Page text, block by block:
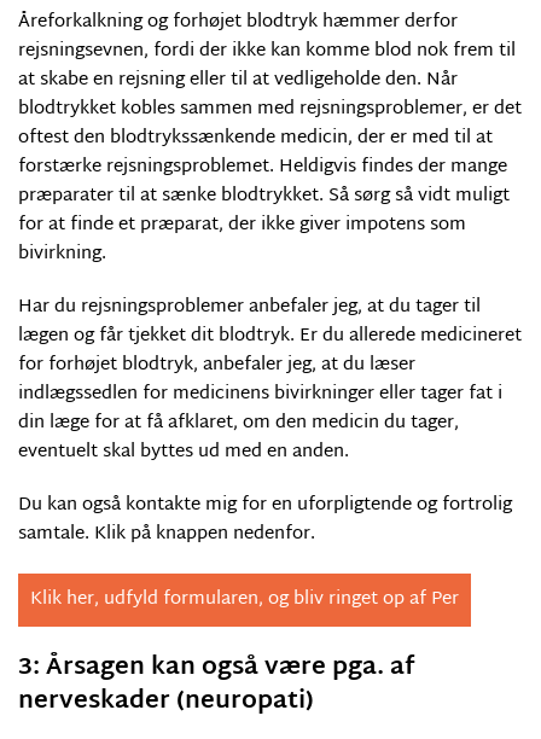
Åreforkalkning og forhøjet blodtryk hæmmer derfor
rejsningsevnen, fordi der ikke kan komme blod nok frem til
at skabe en rejsning eller til at vedligeholde den. Når
blodtrykket kobles sammen med rejsningsproblemer, er det
oftest den blodtrykssænkende medicin, der er med til at
forstærke rejsningsproblemet. Heldigvis findes der mange
præparater til at sænke blodtrykket. Så sørg så vidt muligt
for at finde et præparat, der ikke giver impotens som
bivirkning.
Har du rejsningsproblemer anbefaler jeg, at du tager til
lægen og får tjekket dit blodtryk. Er du allerede medicineret
for forhøjet blodtryk, anbefaler jeg, at du læser
indlægssedlen for medicinens bivirkninger eller tager fat i
din læge for at få afklaret, om den medicin du tager,
eventuelt skal byttes ud med en anden.
Du kan også kontakte mig for en uforpligtende og fortrolig
samtale. Klik på knappen nedenfor.
Klik her, udfyld formularen, og bliv ringet op af Per
3: Årsagen kan også være pga. af
nerveskader (neuropati)